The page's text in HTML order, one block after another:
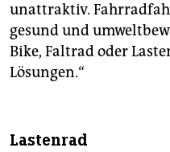
unattraktiv.
gesund und
Bike, Faltrad oder
Lösungen.“
Lastenrad